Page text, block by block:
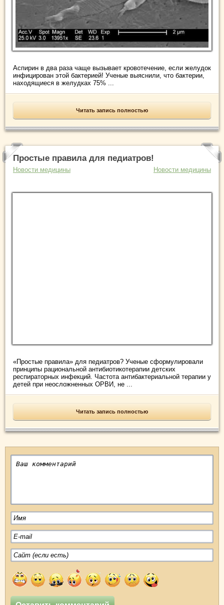
Аспирин в два раза чаще вызывает кровотечение, если желудок
инфицирован этой бактерией! Ученые выяснили, что бактерии,
находящиеся в желудках 75% ...
Читать запись полностью
Простые правила для педиатров!
Новости медицины Новости медицины
«Простые правила» для педиатров? Ученые сформулировали
принципы рациональной антибиотикотерапии детских
респираторных инфекций. Частота антибактериальной терапии у
детей при неосложненных ОРВИ, не ...
Читать запись полностью